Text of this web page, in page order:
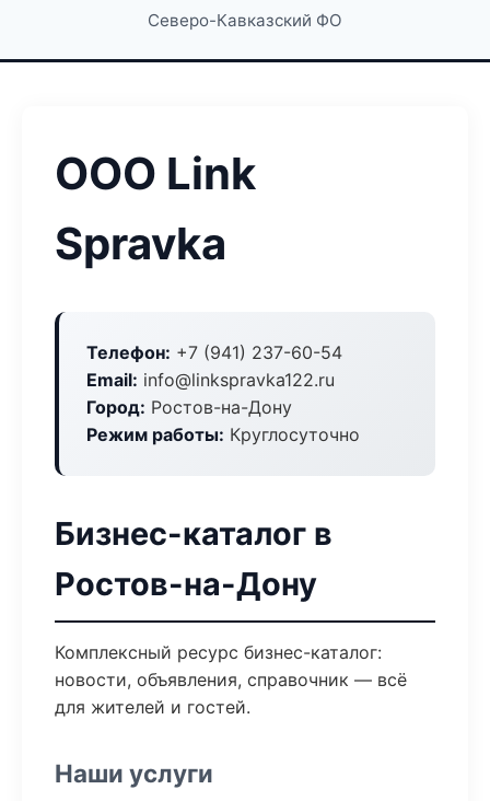
Северо-Кавказский ФО
ООО Link
Spravka
Телефон: +7 (941) 237-60-54
Email: info@linkspravka122.ru
Город: Ростов-на-Дону
Режим работы: Круглосуточно
Бизнес-каталог в
Ростов-на-Дону
Комплексный ресурс бизнес-каталог:
новости, объявления, справочник — всё
для жителей и гостей.
Наши услуги